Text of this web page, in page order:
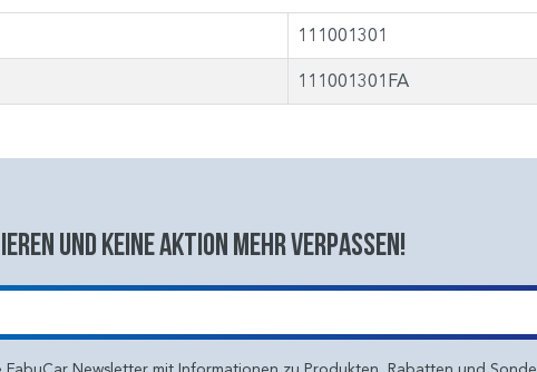
111001301
111001301FA
und keine aktion mehr verpassen!